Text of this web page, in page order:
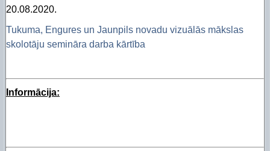
20.08.2020.
Tukuma, Engures un Jaunpils novadu vizuālās mākslas
skolotāju semināra darba kārtība
Informācija: